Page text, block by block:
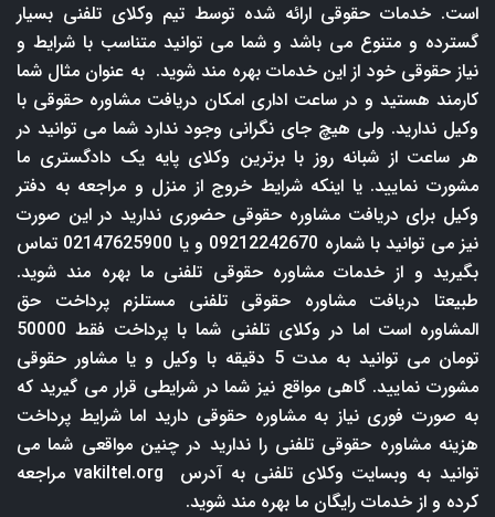
است. خدمات حقوقی ارائه شده توسط تیم وکلای تلفنی بسیار
گسترده و متنوع می باشد و شما می توانید متناسب با شرایط و
نیاز حقوقی خود از این خدمات بهره مند شوید. به عنوان مثال شما
کارمند هستید و در ساعت اداری امکان دریافت مشاوره حقوقی با
وکیل ندارید. ولی هیچ جای نگرانی وجود ندارد شما می توانید در
هر ساعت از شبانه روز با برترین وکلای پایه یک دادگستری ما
مشورت نمایید. یا اینکه شرایط خروج از منزل و مراجعه به دفتر
وکیل برای دریافت مشاوره حقوقی حضوری ندارید در این صورت
نیز می توانید با شماره 09212242670 و یا 02147625900 تماس
بگیرید و از خدمات مشاوره حقوقی تلفنی ما بهره مند شوید.
طبیعتا دریافت مشاوره حقوقی تلفنی مستلزم پرداخت حق
المشاوره است اما در وکلای تلفنی شما با پرداخت فقط 50000
تومان می توانید به مدت 5 دقیقه با وکیل و یا مشاور حقوقی
مشورت نمایید. گاهی مواقع نیز شما در شرایطی قرار می گیرید که
به صورت فوری نیاز به مشاوره حقوقی دارید اما شرایط پرداخت
هزینه مشاوره حقوقی تلفنی را ندارید در چنین مواقعی شما می
توانید به وبسایت وکلای تلفنی به آدرس
vakiltel.org مراجعه
کرده و از خدمات رایگان ما بهره مند شوید.